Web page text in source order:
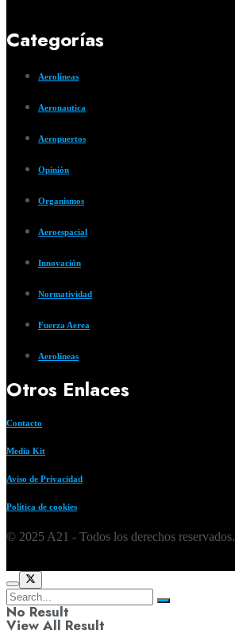
Categorías
Aerolíneas
Aeronautica
Aeropuertos
Opinión
Organismos
Aeroespacial
Innovación
Normatividad
Fuerza Aerea
Aerolíneas
Otros Enlaces
Contacto
Media Kit
Aviso de Privacidad
Política de cookies
© 2025 A21 - Todos los derechos reservados.
No Result
View All Result